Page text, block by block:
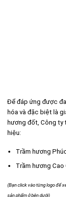
Để đáp ứng được
hóa và đặc biệt là
hương đốt, Công ty
hiệu:
Trầm hương
Trầm hương Cao
(Bạn click vào từng logo để
sản phẩm ở bên dưới)